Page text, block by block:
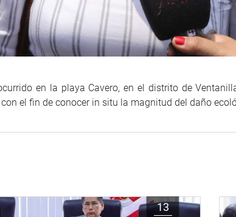
en la playa Cavero, en el distrito de
el fin de conocer in situ la magnitud del daño
13